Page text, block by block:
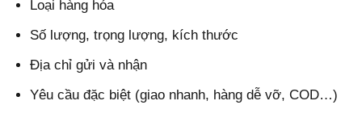
Loại hàng hóa
Số lượng, trọng lượng, kích thước
Địa chỉ gửi và nhận
Yêu cầu đặc biệt (giao nhanh, hàng dễ vỡ, COD…)